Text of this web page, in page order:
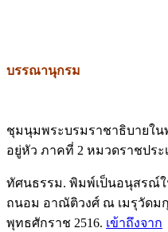
ชุมนุมพระบรมราชาธิบายใน
อยู่หัว ภาคที่ 2 หมวดราชปร
ทัศนธรรม. พิมพ์เป็นอนุสรณ์
ถนอม อาณัติวงศ์ ณ เมรุวัดม